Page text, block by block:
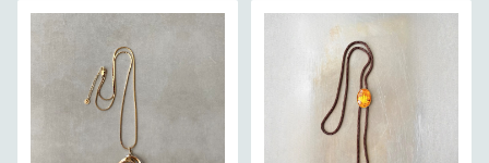
ゾウ スウィング チャーム ネック